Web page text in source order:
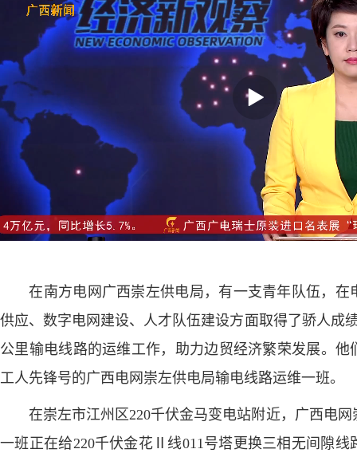
在南方电网广西崇左供电局，有一支青年队伍，在
供应、数字电网建设、人才队伍建设方面取得了骄人成
公里输电线路的运维工作，助力边贸经济繁荣发展。他
工人先锋号的广西电网崇左供电局输电线路运维一班。
在崇左市江州区220千伏金马变电站附近，广西电网
一班正在给220千伏金花Ⅱ线011号塔更换三相无间隙线